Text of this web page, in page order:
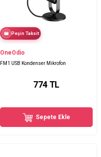
Peşin Taksit
OneOdio
FM1 USB Kondenser Mikrofon
774 TL
Sepete Ekle